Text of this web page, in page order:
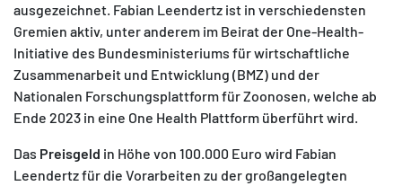
ausgezeichnet. Fabian Leendertz ist in verschiedensten
Gremien aktiv, unter anderem im Beirat der One-Health-
Initiative des Bundesministeriums für wirtschaftliche
Zusammenarbeit und Entwicklung (BMZ) und der
Nationalen Forschungsplattform für Zoonosen, welche ab
Ende 2023 in eine One Health Plattform überführt wird.
Das Preisgeld in Höhe von 100.000 Euro wird Fabian
Leendertz für die Vorarbeiten zu der großangelegten